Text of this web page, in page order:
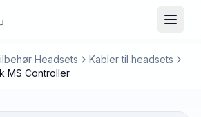
Headsets
Kabler til headsets
MS Controller